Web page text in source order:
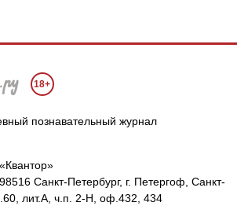
18+
познавательный журнал
Санкт-Петербург, г. Петергоф, Санкт-
лит.А, ч.п. 2-Н, оф.432, 434